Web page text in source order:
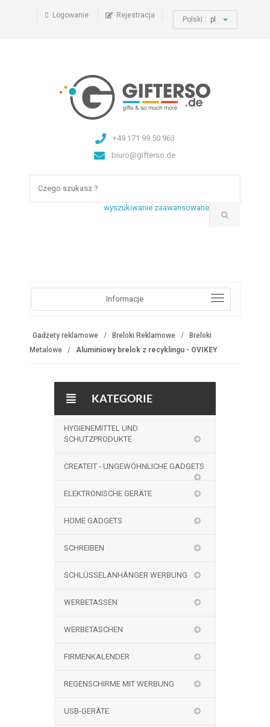
Logowanie Rejestracja Polski : pl
+49 171 99 50 963
biuro@gifterso.de
wyszukiwanie zaawansowane
Informacje
Gadżety reklamowe Breloki Reklamowe
Breloki
Metalowe
Aluminiowy brelok z recyklingu - OVIKEY
KATEGORIE
HYGIENEMITTEL UND
SCHUTZPRODUKTE
CREATEIT - UNGEWÖHNLICHE GADGETS
ELEKTRONISCHE GERÄTE
HOME GADGETS
SCHREIBEN
SCHLÜSSELANHÄNGER WERBUNG
WERBETASSEN
WERBETASCHEN
FIRMENKALENDER
REGENSCHIRME MIT WERBUNG
USB-GERÄTE